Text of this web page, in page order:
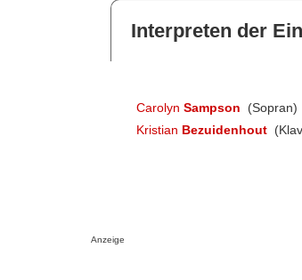
Interpreten der
Carolyn Sampson
(Sopran)
Kristian Bezuidenhout
Anzeige